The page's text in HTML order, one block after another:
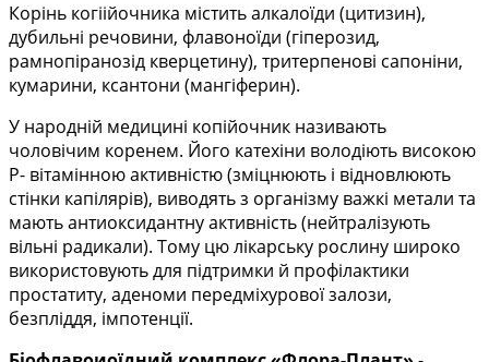
Корінь когіійочника містить алкалоїди (цитизин),
дубильні речовини, флавоноїди (гіперозид,
рамнопіранозід кверцетину), тритерпенові сапоніни,
кумарини, ксантони (мангіферин).
У народній медицині копійочник називають
чоловічим коренем. Його катехіни володіють високою
Р- вітамінною активністю (зміцнюють і відновлюють
стінки капілярів), виводять з організму важкі метали та
мають антиоксидантну активність (нейтралізують
вільні радикали). Тому цю лікарську рослину широко
використовуютьдля підтримки й профілактики
простатиту, аденоми передміхурової залози,
безпліддя, імпотенції.